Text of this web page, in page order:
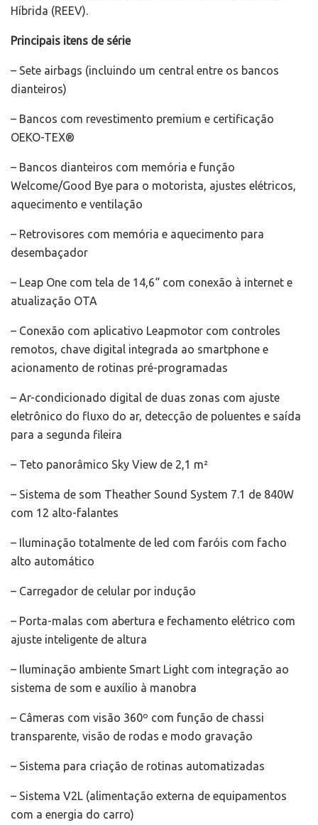
Híbrida (REEV).
Principais itens de série
– Sete airbags (incluindo um central entre os bancos
dianteiros)
– Bancos com revestimento premium e certificação
OEKO-TEX®
– Bancos dianteiros com memória e função
Welcome/Good Bye para o motorista, ajustes elétricos,
aquecimento e ventilação
– Retrovisores com memória e aquecimento para
desembaçador
– Leap One com tela de 14,6“ com conexão à internet e
atualização OTA
– Conexão com aplicativo Leapmotor com controles
remotos, chave digital integrada ao smartphone e
acionamento de rotinas pré-programadas
– Ar-condicionado digital de duas zonas com ajuste
eletrônico do fluxo do ar, detecção de poluentes e saída
para a segunda fileira
– Teto panorâmico Sky View de 2,1 m²
– Sistema de som Theather Sound System 7.1 de 840W
com 12 alto-falantes
– Iluminação totalmente de led com faróis com facho
alto automático
– Carregador de celular por indução
– Porta-malas com abertura e fechamento elétrico com
ajuste inteligente de altura
– Iluminação ambiente Smart Light com integração ao
sistema de som e auxílio à manobra
– Câmeras com visão 360º com função de chassi
transparente, visão de rodas e modo gravação
– Sistema para criação de rotinas automatizadas
– Sistema V2L (alimentação externa de equipamentos
com a energia do carro)